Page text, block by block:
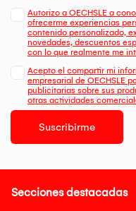
Autorizo a OECHSLE a
ofrecerme experiencias
contenido personalizado,
novedades, descuentos
con lo que realmente me
Acepto el compartir mi
empresarial de OECHSLE
publicitarias sobre sus
otras actividades
Suscribirme
Secciones destacadas